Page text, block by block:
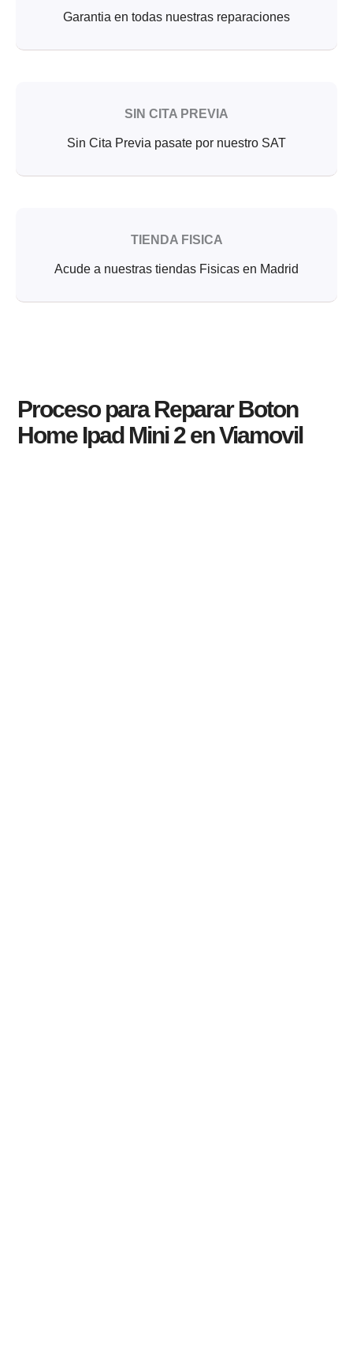
Garantia en todas nuestras reparaciones
SIN CITA PREVIA
Sin Cita Previa pasate por nuestro SAT
TIENDA FISICA
Acude a nuestras tiendas Fisicas en Madrid
Proceso para Reparar Boton
Home Ipad Mini 2 en Viamovil